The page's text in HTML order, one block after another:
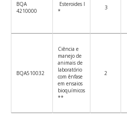
BQA
4210000
Esteroides I
*
3
BQA510032
Ciência e
manejo de
animais de
laboratório
com ênfase
em ensaios
bioquímicos
**
2